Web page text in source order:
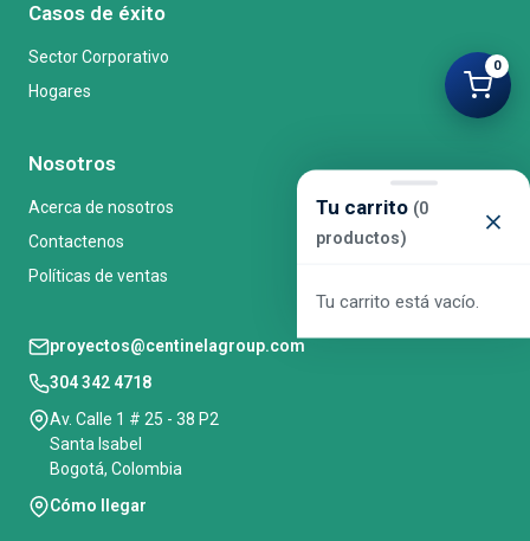
Tu carrito (0
productos)
Tu carrito está vacío.
0
Casos de éxito
Sector Corporativo
Hogares
Nosotros
Acerca de nosotros
Contactenos
Políticas de ventas
proyectos@centinelagroup.com
304 342 4718
Av. Calle 1 # 25 - 38 P2
Santa Isabel
Bogotá, Colombia
Cómo llegar